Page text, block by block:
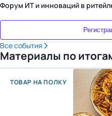
Форум ИТ и инноваций в
Все события
Материалы по
ТОВАР НА ПОЛКУ